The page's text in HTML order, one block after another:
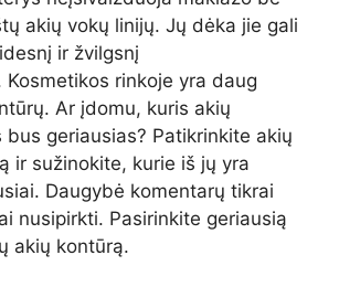
akių vokų linijų. Jų dėka jie gali
ir žvilgsnį
rinkoje yra daug
Ar įdomu, kuris akių
bus geriausias? Patikrinkite akių
ir sužinokite, kurie iš jų yra
Daugybė komentarų tikrai
nusipirkti. Pasirinkite geriausią
akių kontūrą.